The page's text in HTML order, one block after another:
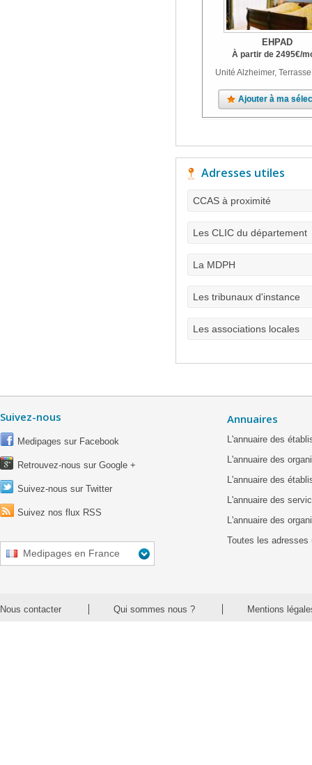
EHPAD
À partir de 2495€/
Unité Alzheimer,
Ajouter à ma
Adresses utiles
CCAS à proximité
Les CLIC du département
La MDPH
Les tribunaux d'instance
Les associations locales
Suivez-nous
Medipages sur Facebook
Retrouvez-nous sur Google +
Suivez-nous sur Twitter
Suivez nos flux RSS
Medipages en France
Annuaires
L'annuaire des
L'annuaire des
L'annuaire des
L'annuaire des
L'annuaire des
Toutes les adresses
Nous contacter Qui sommes nous ? Mentions